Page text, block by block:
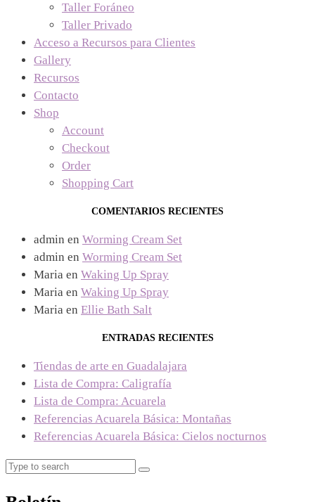
Taller Foráneo
Taller Privado
Acceso a Recursos para Clientes
Gallery
Recursos
Contacto
Shop
Account
Checkout
Order
Shopping Cart
COMENTARIOS RECIENTES
admin en Worming Cream Set
admin en Worming Cream Set
Maria en Waking Up Spray
Maria en Waking Up Spray
Maria en Ellie Bath Salt
ENTRADAS RECIENTES
Tiendas de arte en Guadalajara
Lista de Compra: Caligrafía
Lista de Compra: Acuarela
Referencias Acuarela Básica: Montañas
Referencias Acuarela Básica: Cielos nocturnos
Search
Search